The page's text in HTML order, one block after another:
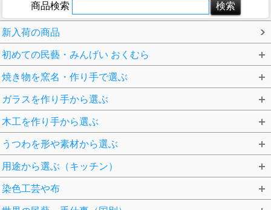
商品検索
新入荷の商品
初めての民藝・みんげい おくむら
焼き物を窯名・作り手で選ぶ
ガラスを作り手から選ぶ
木工を作り手から選ぶ
うつわを形や素材から選ぶ
用途から選ぶ（キッチン）
染色工芸や布